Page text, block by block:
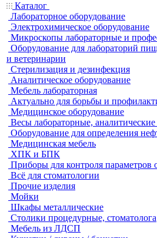
Каталог
Лабораторное оборудование
Электрохимическое оборудование
Микроскопы лабораторные и
Оборудование для лабораторий
и ветеринарии
Стерилизация и дезинфекция
Аналитическое оборудование
Мебель лабораторная
Актуально для борьбы и
Медицинское оборудование
Весы лабораторные,
Оборудование для определения
Медицинская мебель
ХПК и БПК
Приборы для контроля
Всё для стоматологии
Прочие изделия
Мойки
Шкафы металлические
Столики процедурные, стоматолога
Мебель из ЛДСП